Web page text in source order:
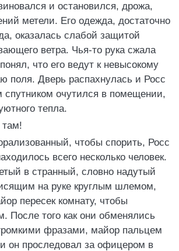
и остановился, дрожа,
метели. Его одежда, достаточно
оказалась слабой защитой
ветра. Чья-то рука сжала
что его ведут к невысокому
поля. Дверь распахнулась и Росс
спутником очутился в помещении,
тепла.
чтобы спорить, Росс
всего несколько человек.
в странный, словно надутый
на руке круглым шлемом,
пересек комнату, чтобы
После того как они обменялись
фразами, майор пальцем
он проследовал за офицером в